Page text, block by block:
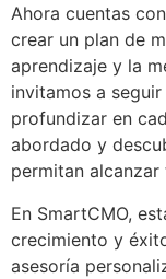
Ahora cuentas
crear un plan de
aprendizaje y la
invitamos a
profundizar en
abordado y
permitan
En SmartCMO,
crecimiento y
asesoría